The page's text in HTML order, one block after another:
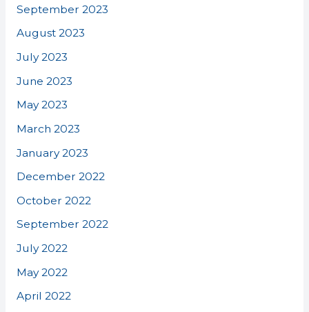
September 2023
August 2023
July 2023
June 2023
May 2023
March 2023
January 2023
December 2022
October 2022
September 2022
July 2022
May 2022
April 2022